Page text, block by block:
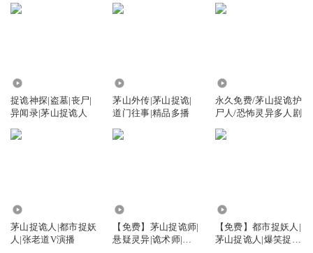
捉诡神探|盗墓|丧尸|
异闻录|茅山捉诡人
茅山外传|茅山捉诡|
道门往事|精品多播
永久免费/茅山捉诡护
尸人/恐怖灵异多人剧
茅山捉诡人|都市捉妖
人|张老道V演播
【免费】茅山捉诡师|
悬疑灵异|诡术师|精
【免费】都市捉妖人|
茅山捉诡人|爆笑捉妖